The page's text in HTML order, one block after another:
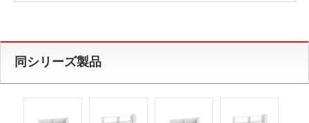
同シリーズ製品